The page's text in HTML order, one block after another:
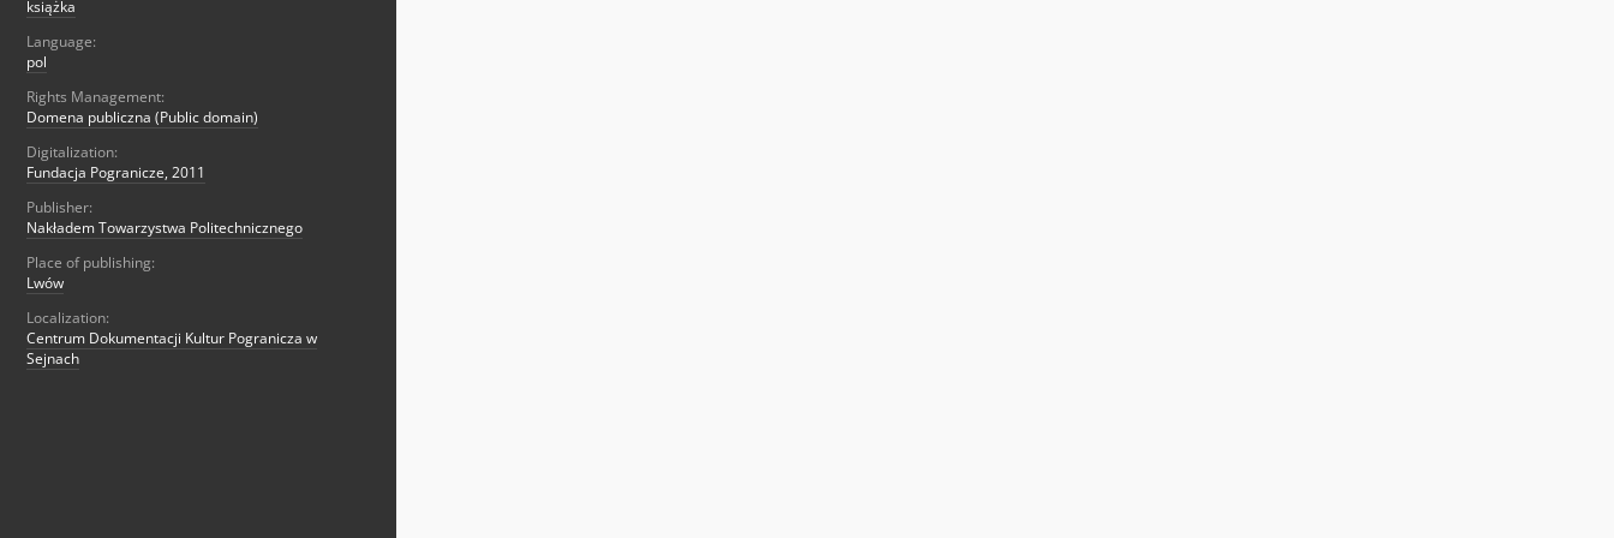
książka
Language:
pol
Rights Management:
Domena publiczna (Public domain)
Digitalization:
Fundacja Pogranicze, 2011
Publisher:
Nakładem Towarzystwa Politechnicznego
Place of publishing:
Lwów
Localization:
Centrum Dokumentacji Kultur Pogranicza w
Sejnach